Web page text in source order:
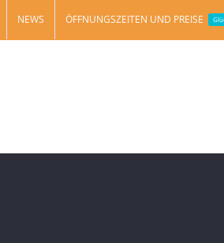
NEWS ÖFFNUNGSZEITEN UND PREISE